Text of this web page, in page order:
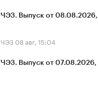
ЧЭЗ. Выпуск от 08.08.2026,
ЧЭЗ 08 авг, 15:04
ЧЭЗ. Выпуск от 07.08.2026,